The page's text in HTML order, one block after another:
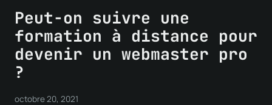
Peut-on suivre une
formation à distance pour
devenir un webmaster pro
?
octobre 20, 2021